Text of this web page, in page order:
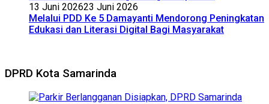
13 Juni 202623 Juni 2026
Melalui PDD Ke 5 Damayanti Mendorong Peningkatan
Edukasi dan Literasi Digital Bagi Masyarakat
DPRD Kota Samarinda